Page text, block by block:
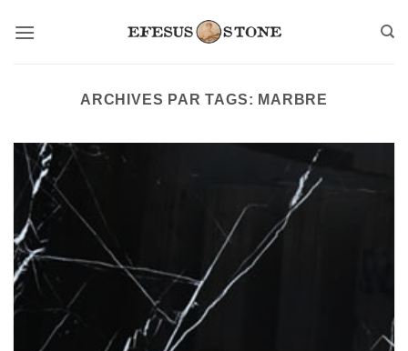
ARCHIVES PAR TAGS: MARBRE